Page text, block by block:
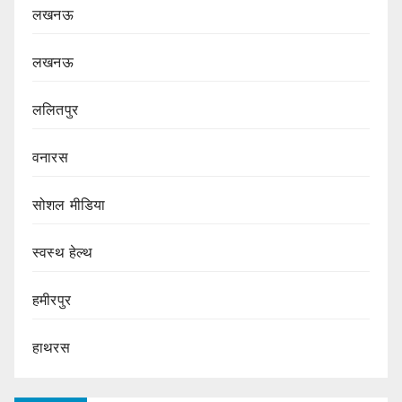
लखनऊ
लखनऊ
ललितपुर
वनारस
सोशल मीडिया
स्वस्थ हेल्थ
हमीरपुर
हाथरस